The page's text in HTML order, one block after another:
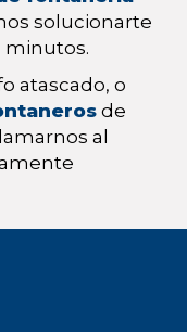
solucionarte
minutos.
atascado, o
de
al